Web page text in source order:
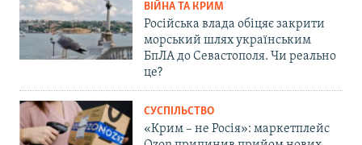
ВІЙНА ТА КРИМ
Російська влада обіцяє закрити
морський шлях українським
БпЛА до Севастополя. Чи реально
це?
СУСПІЛЬСТВО
«Крим – не Росія»: маркетплейс